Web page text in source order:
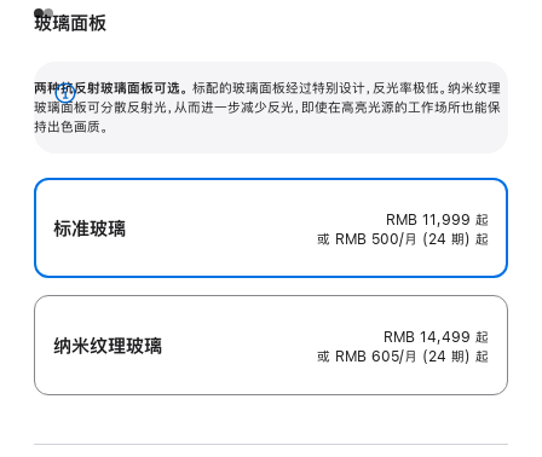
玻璃面板
两种抗反射玻璃面板可选。 标配的玻璃面板经过特别设计，反光率极低。纳米纹理
玻璃面板可分散反射光，从而进一步减少反光，即使在高亮光源的工作场所也能保
持出色画质。
展
开
标准玻璃 RMB 11,999 起
或 RMB 500/月 (24 期) 起
纳米纹理玻璃 RMB 14,499 起
或 RMB 605/月 (24 期) 起